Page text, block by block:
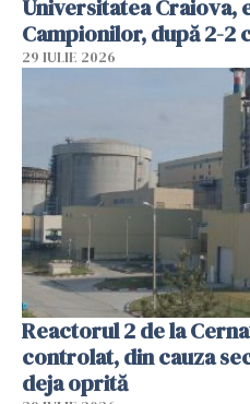
Universitatea Craiova,
Campionilor, după 2-2
29 IULIE 2026
Reactorul 2 de la
controlat, din cauza
deja oprită